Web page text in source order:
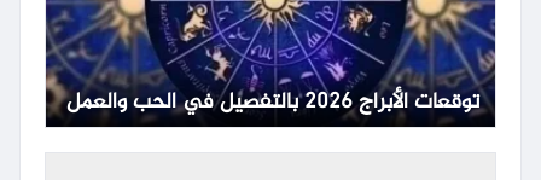
توقعات الأبراج 2026 بالتفصيل في الحب والعمل